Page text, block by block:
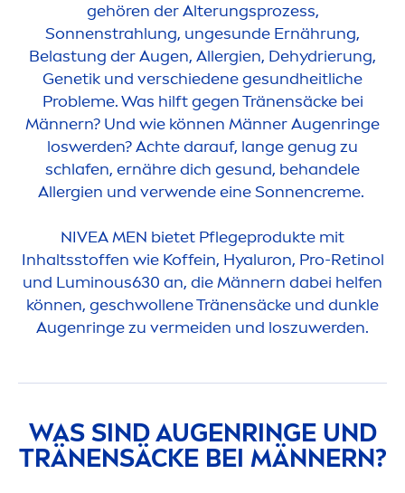
gehören der Alterungsprozess,
Sonnenstrahlung, ungesunde Ernährung,
Belastung der Augen, Allergien, Dehydrierung,
Genetik und verschiedene gesundheitliche
Probleme. Was hilft gegen Tränensäcke bei
Männern? Und wie können Männer Augenringe
loswerden? Achte darauf, lange genug zu
schlafen, ernähre dich gesund, behandele
Allergien und verwende eine Sonnencreme.
NIVEAMEN bietet Pflegeprodukte mit
Inhaltsstoffen wie Koffein, Hyaluron, Pro-Retinol
und Luminous630 an, die Männern dabei helfen
können, geschwollene Tränensäcke und dunkle
Augenringe zu vermeiden und loszuwerden.
WAS SIND AUGENRINGE UND
TRÄNENSÄCKE BEI MÄNNERN?